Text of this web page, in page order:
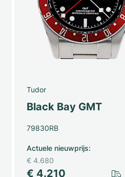
Tudor
Black Bay GMT
79830RB
€ 4.210
Actuele nieuwprijs:
€ 4.680